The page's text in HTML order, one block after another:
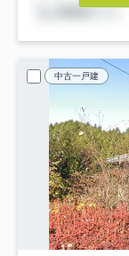
中古一戸建